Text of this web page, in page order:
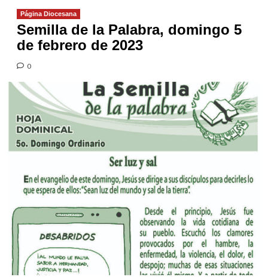
Página Diocesana
Semilla de la Palabra, domingo 5
de febrero de 2023
0